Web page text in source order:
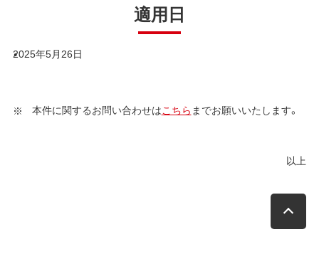
適用日
2025年5月26日
本件に関するお問い合わせはこちら までお願いいたします。
以上